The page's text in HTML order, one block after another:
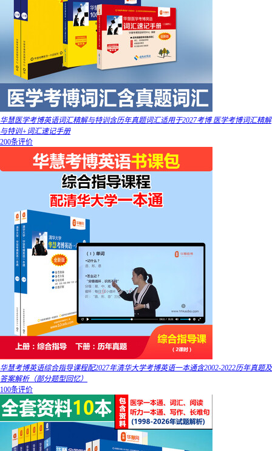
华慧医学考博英语词汇精解与特训含历年真题词汇适用于2027考博 医学考博词汇精解
与特训+词汇速记手册
200条评价
华慧考博英语综合指导课程配2027年清华大学考博英语一本通含2002-2022历年真题及
答案解析（部分题型回忆）
100条评价